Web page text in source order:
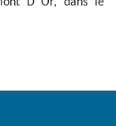
D Or, dans le